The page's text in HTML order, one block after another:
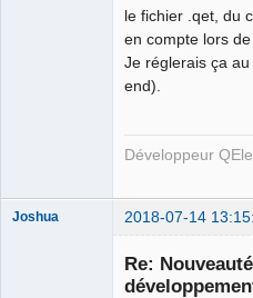
le fichier .qet, du
en compte lors
Je réglerais ça
end).
Développeur
Joshua 2018-07-14
Re: